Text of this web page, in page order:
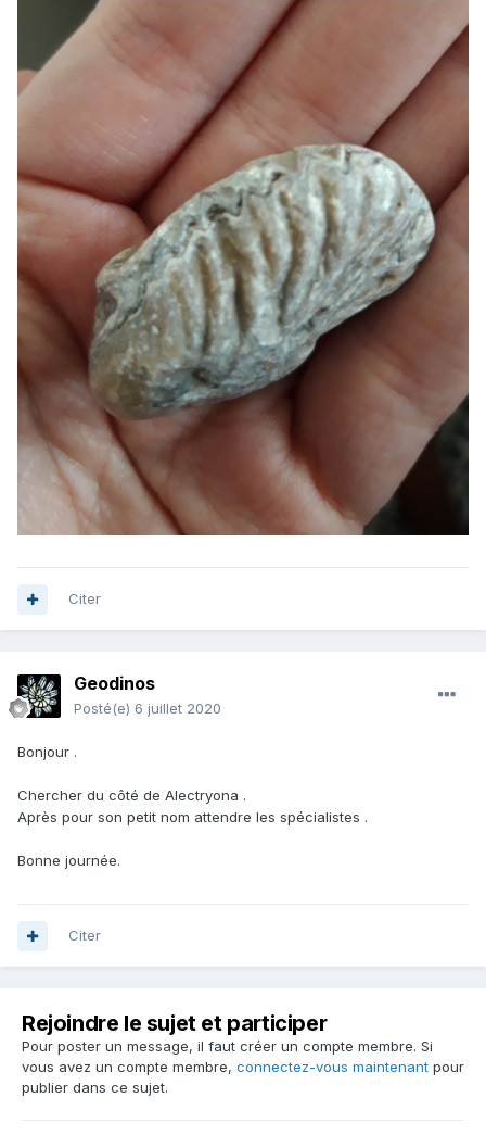
Citer
Geodinos
Posté(e) 6 juillet 2020
Bonjour .
Chercher du côté de Alectryona .
Après pour son petit nom attendre les spécialistes .
Bonne journée.
Citer
Rejoindre le sujet et participer
Pour poster un message, il faut créer un compte membre. Si
vous avez un compte membre, connectez-vous maintenant pour
publier dans ce sujet.